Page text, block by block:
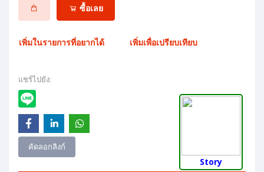
ซื้อเลย
เพิ่มในรายการที่อยากได้ เพิ่มเพื่อเปรียบเทียบ
แชร์ไปยัง:
คัดลอกลิงก์
Story